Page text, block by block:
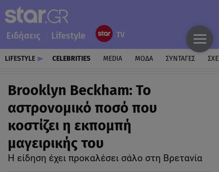
Ειδήσεις Lifestyle
LIFESTYLE CELEBRITIES MEDIA ΜΟΔΑ ΣΥΝΤΑΓΕΣ
Brooklyn Beckham: Το
αστρονομικό ποσό που
κοστίζει η εκπομπή
μαγειρικής του
Η είδηση έχει προκαλέσει σάλο στη Βρετανία